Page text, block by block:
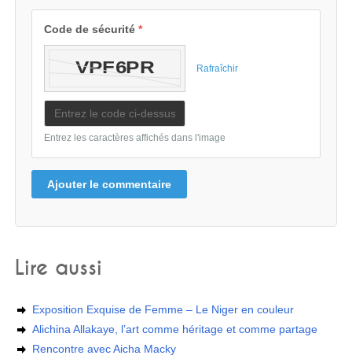
Code de sécurité*
Rafraîchir
Entrez les caractères affichés dans l'image
Ajouter le commentaire
Lire aussi
Exposition Exquise de Femme – Le Niger en couleur
Alichina Allakaye, l’art comme héritage et comme partage
Rencontre avec Aicha Macky